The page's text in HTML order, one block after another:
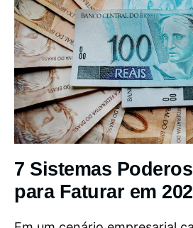
7 Sistemas
para Faturar em